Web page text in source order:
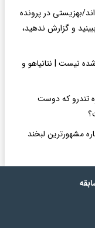
بهزیستی در پرونده
و گزارش ندهید،
نیست | نتانیاهو و
تندرو که دوست
مشهورترین لبخند